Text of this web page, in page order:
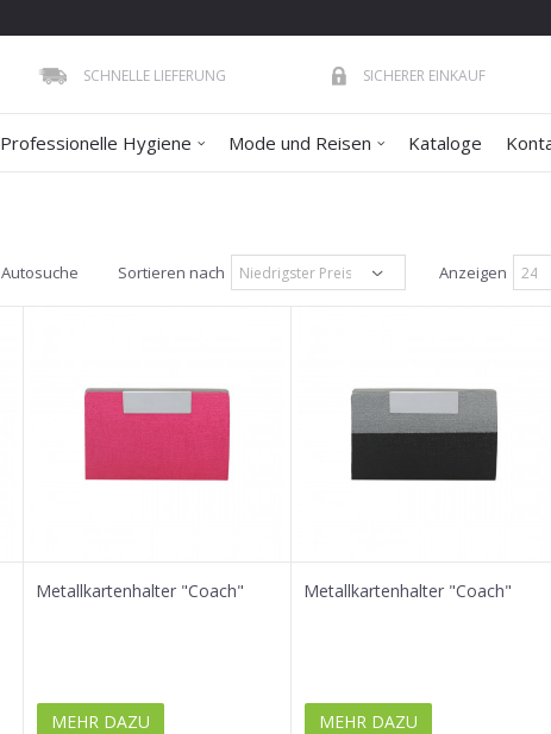
SCHNELLE LIEFERUNG SICHERER EINKAUF
Professionelle Hygiene Mode und Reisen Kataloge
Autosuche Sortieren nach Anzeigen
Metallkartenhalter "Coach"
MEHR DAZU
Metallkartenhalter "Coach"
MEHR DAZU